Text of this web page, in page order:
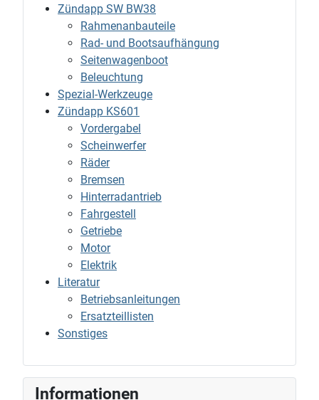
Zündapp SW BW38
Rahmenanbauteile
Rad- und Bootsaufhängung
Seitenwagenboot
Beleuchtung
Spezial-Werkzeuge
Zündapp KS601
Vordergabel
Scheinwerfer
Räder
Bremsen
Hinterradantrieb
Fahrgestell
Getriebe
Motor
Elektrik
Literatur
Betriebsanleitungen
Ersatzteillisten
Sonstiges
Informationen